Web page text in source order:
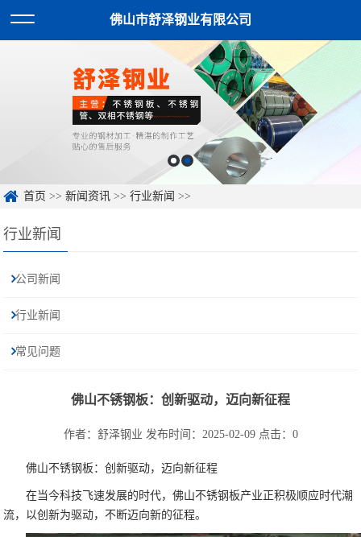
佛山市舒泽钢业有限公司
首页 >>新闻资讯 >>行业新闻 >>
行业新闻
公司新闻
行业新闻
常见问题
佛山不锈钢板：创新驱动，迈向新征程
作者：舒泽钢业 发布时间：2025-02-09 点击： 0
佛山不锈钢板：创新驱动，迈向新征程
在当今科技飞速发展的时代，佛山不锈钢板产业正积极顺应时代潮
流，以创新为驱动，不断迈向新的征程。